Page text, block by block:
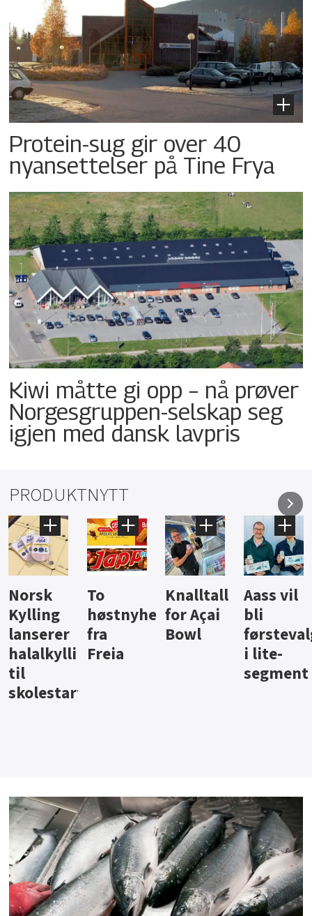
Protein-sug gir over 40
nyansettelser på Tine Frya
Kiwi måtte gi opp – nå prøver
Norgesgruppen-selskap seg
igjen med dansk lavpris
PRODUKTNYTT
Knalltall
for Açai
Bowl
Aass vil
bli
førstevalg
i lite-
Brus og
jus fra
Berentsen
Hard
iste fra
Hansa